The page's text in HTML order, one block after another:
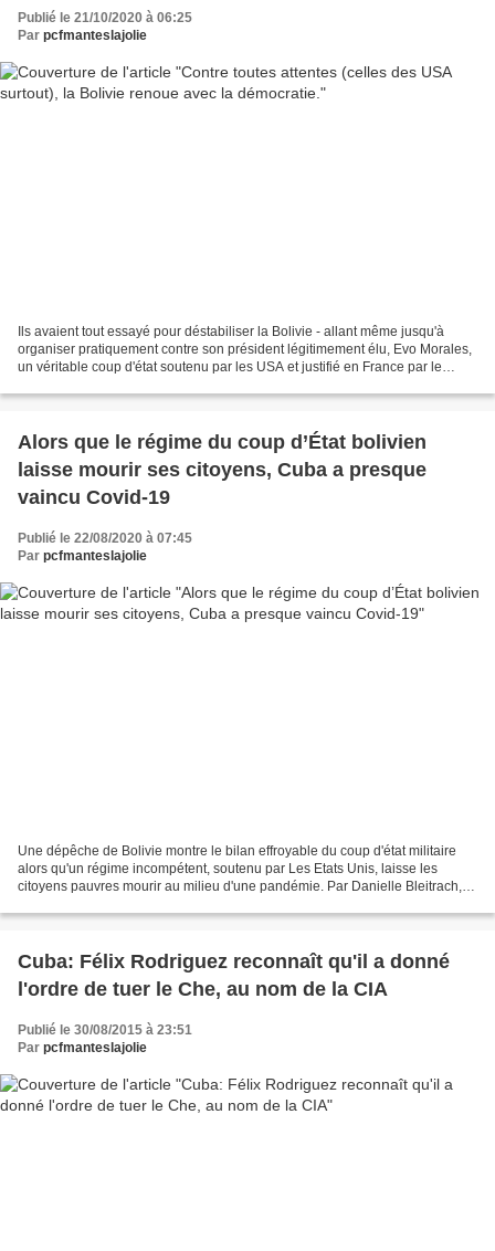
Publié le 21/10/2020 à 06:25
Par pcfmanteslajolie
Ils avaient tout essayé pour déstabiliser la Bolivie - allant même jusqu'à
organiser pratiquement contre son président légitimement élu, Evo Morales,
un véritable coup d'état soutenu par les USA et justifié en France par le
Alors que le régime du coup d’État bolivien
laisse mourir ses citoyens, Cuba a presque
vaincu Covid-19
Publié le 22/08/2020 à 07:45
Par pcfmanteslajolie
Une dépêche de Bolivie montre le bilan effroyable du coup d'état militaire
alors qu'un régime incompétent, soutenu par Les Etats Unis, laisse les
citoyens pauvres mourir au milieu d'une pandémie. Par Danielle Bleitrach,
Cuba: Félix Rodriguez reconnaît qu'il a donné
l'ordre de tuer le Che, au nom de la CIA
Publié le 30/08/2015 à 23:51
Par pcfmanteslajolie